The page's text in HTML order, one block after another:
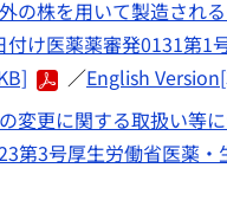
の株を用いて製造さ
け医薬薬審発0131第
／English
変更に関する取扱い
第3号厚生労働省医薬